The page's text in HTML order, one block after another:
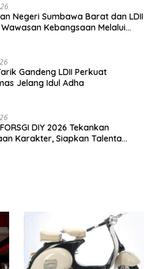
Negeri Sumbawa Barat dan LDII
Kebangsaan Melalui
Gandeng LDII Perkuat
Jelang Idul Adha
DIY 2026 Tekankan
Karakter, Siapkan Talenta